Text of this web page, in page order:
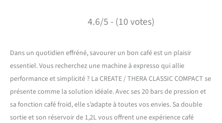
4.6/5 - (10 votes)
Dans un quotidien effréné, savourer un bon café est un plaisir
essentiel. Vous recherchez une machine à expresso qui allie
performance et simplicité ? La CREATE / THERA CLASSIC COMPACT se
présente comme la solution idéale. Avec ses 20 bars de pression et
sa fonction café froid, elle s’adapte à toutes vos envies. Sa double
sortie et son réservoir de 1,2L vous offrent une expérience café